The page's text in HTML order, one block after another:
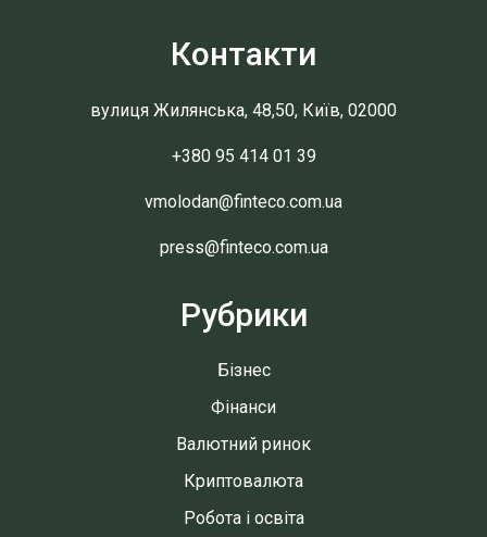
Контакти
вулиця Жилянська, 48,50, Київ, 02000
+380 95 414 01 39
vmolodan@finteco.com.ua
press@finteco.com.ua
Рубрики
Бізнес
Фінанси
Валютний ринок
Криптовалюта
Робота і освіта